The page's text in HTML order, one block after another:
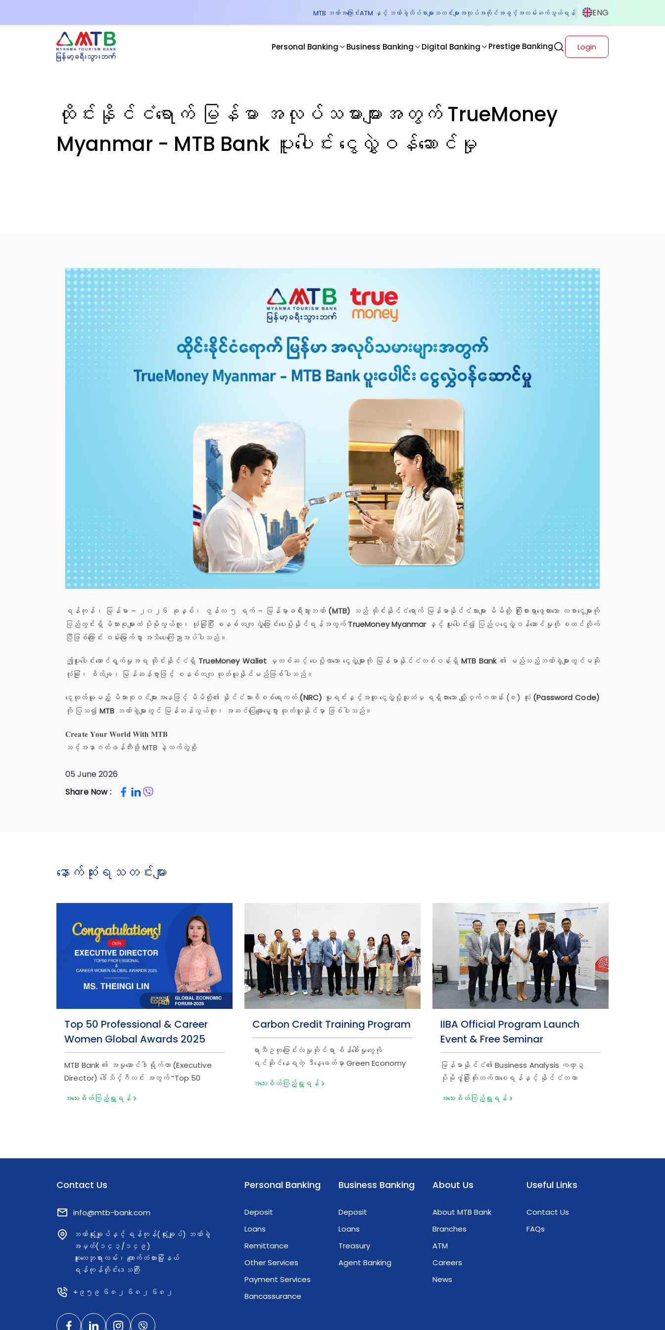
MTB ဘဏ်အကြောင်းATM နှင့် ဘဏ်ခွဲလိပ်စာများ သတင်းများ အလုပ်အကိုင်အခွင့်အလမ်း ဆက်သွယ်ရန် ENG
Personal Banking Business Banking Digital Banking Prestige Banking Login
ထိုင်းနိုင်ငံရောက် မြန်မာ အလုပ်သမားများအတွက် TrueMoney
Myanmar - MTB Bank ပူးပေါင်း ငွေလွှဲဝန်ဆောင်မှု
ရန်ကုန်၊ မြန်မာ – ၂၀၂၆ ခုနှစ်၊ ဇွန်လ ၅ ရက် – မြန်မာ့ခရီးသွားဘဏ် (MTB) သည် ထိုင်းနိုင်ငံရောက် မြန်မာနိုင်ငံသားများ မိမိတို့ ကြိုးစားရှာဖွေထားသော လစာငွေများကို
ပြည်တွင်းရှိ မိသားစုများထံ ပိုမိုလွယ်ကူ၊ လုံခြုံပြီး စနစ်တကျ လွှဲပြောင်းပေးပို့နိုင်ရန်အတွက် TrueMoney Myanmarနှင့် ပူးပေါင်း၍ ပြည်ပငွေလွှဲဝန်ဆောင်မှုကို စတင်လိုက်
ပြီဖြစ်ကြောင်း ဝမ်းမြောက်စွာ အသိပေးကြေညာအပ်ပါသည်။
ဤပူးပေါင်းဆောင်ရွက်မှုအရ ထိုင်းနိုင်ငံရှိ TrueMoney Wallet မှတစ်ဆင့် ပေးပို့လာသော ငွေလွှဲများကို မြန်မာနိုင်ငံတစ်ဝန်းရှိ MTB Bank၏ မည်သည့်ဘဏ်ခွဲများတွင်မဆို
လုံခြုံ၊ စိတ်ချ၊ မြန်ဆန်စွာဖြင့် စနစ်တကျ ထုတ်ယူနိုင်မည်ဖြစ်ပါသည်။
ငွေထုတ်ယူမည့် မိသားစုဝင်များအနေဖြင့် မိမိတို့၏ နိုင်ငံသားစိစစ်ရေးကတ် (NRC) မူရင်းနှင့်အတူ ငွေလွှဲပို့သူထံမှ ရရှိထားသော လျှို့ဝှက်ဂဏန်း (၈) လုံး (Password Code)
ကို ပြသ၍ MTB ဘဏ်ခွဲများတွင် မြန်ဆန်လွယ်ကူ၊ အဆင်ပြေချောမွေ့စွာ ထုတ်ယူနိုင်မှာ ဖြစ်ပါသည်။
𝐂𝐫𝐞𝐚𝐭𝐞 𝐘𝐨𝐮𝐫 𝐖𝐨𝐫𝐥𝐝 𝐖𝐢𝐭𝐡 𝐌𝐓𝐁
သင့်အနာဂတ်ဖန်တီးဖို့ MTB နဲ့လက်တွဲစို့
05 June 2026
Share Now :
နောက်ဆုံးရသတင်းများ
Top 50 Professional & Career
Women Global Awards 2025
MTB Bank ၏ အမှုဆောင်ဒါရိုက်တာ (Executive
Director) ဒေါ်သိင်္ဂီလင်း အတွက် “Top 50
Awards 2025” ဆုကို Women in
သိင်္ဂီလင်းသည် MTB Bank ၏ ဒစ်ဂျစ်တယ်
အဓိကအခန်းကဏ္ဍမှ ဦးဆောင်ဦးရွက်ပြုနေသူတစ်
ဦးလည်း ဖြစ်ပါသည်။ 𝐂𝐫𝐞𝐚𝐭𝐞 𝐘𝐨𝐮𝐫 𝐖𝐨𝐫𝐥𝐝 𝐖𝐢𝐭𝐡
𝐌𝐓𝐁 သင့်အနာဂတ်ဖန်တီးဖို့ MTB နဲ့လက်တွဲစို့
အသေးစိတ်ကြည့်ရှု့ရန်
Carbon Credit Training Program
ရာသီဥတုပြောင်းလဲမှုဆိုင်ရာ စိန်ခေါ်မှုတွေကို
ရင်ဆိုင်နေရတဲ့ ဒီနေ့ခေတ်မှာ Green Economy
တယ်။ ဒါကြောင့် Myanma Tourism Bank (MTB)
Office - Functional Hall မှာ “Carbon Credit
Training Program” ကို အောင်မြင်စွာ ကျင်းပ
Blue VCM Carbon Initiative မှ ပညာရှင်များ
ဖြစ်ကြသော ဦးညွန့်ဝင်း (CEO) နှင့် ဒေါ်သီသီဖြိုးဦး
(CTO) တို့က Green Economy ဖော်ဆောင်ရာမှာ ဘဏ်
ဆွေးနွေးပေးခဲ့ကြပါတယ်။ အနာဂတ်ရဲ့ စိမ်းလန်း
စိုပြည်တဲ့ စီးပွားရေးခြေလှမ်းတွေအတွက် MTB ဝန်ထမ်း
တွေ တက်ကြွစွာ ပါဝင်ဆွေးနွေးခဲ့ကြတဲ့ သင်တန်း
အသေးစိတ်ကြည့်ရှု့ရန်
IIBA Official Program Launch
Event & Free Seminar
မြန်မာနိုင်ငံ၏ Business Analysis ကဏ္ဍ
ပိုမိုဖွံ့ဖြိုးတိုးတက်လာစေရန်နှင့် နိုင်ငံတကာ
ခွင့် ရရှိစေရန် ရည်ရွယ်၍ Matrix College မှ
ပါဝင်အားဖြည့်ပေးခဲ့ပါသည်။ အဆိုပါ အခမ်းအနား
မိတ်ဆက်ခဲ့ပြီး၊ “Insights into Business
Analysis: Roles, Skills, and Value Creation”
Wave Money)၊ U Win Lwin (Chief
အသေးစိတ်ကြည့်ရှု့ရန်
Contact Us
info@mtb-bank.com
ဘဏ်ရုံးချုပ်နှင့် ရန်ကုန်(ရုံးချုပ်) ဘဏ်ခွဲ
အမှတ်(၁၄၃/၁၄၉)
ဆူးလေဘုရားလမ်း၊ ကျောက်တံတားမြို့နယ်
ရန်ကုန်တိုင်းဒေသကြီး
+၉၅၉ ၆၈၂ ၆၈၂ ၆၈၂
Personal Banking
Deposit
Loans
Remittance
Other Services
Payment Services
Bancassurance
Business Banking
Deposit
Loans
Treasury
Agent Banking
About Us
About MTB Bank
Branches
ATM
Careers
News
Useful Links
Contact Us
FAQs